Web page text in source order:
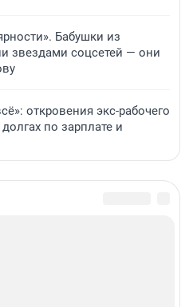
Бабушки из
звездами соцсетей — они
откровения экс-рабочего
по зарплате и